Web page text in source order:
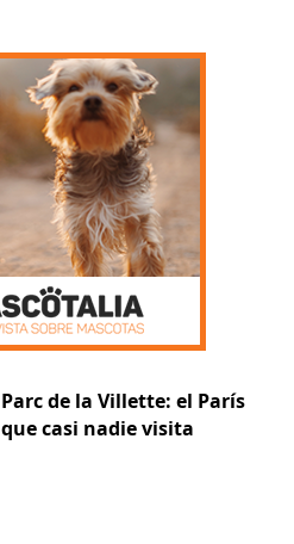
Parc de la Villette: el París
que casi nadie visita